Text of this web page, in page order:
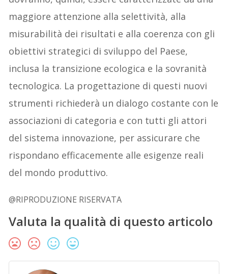
maggiore attenzione alla selettività, alla
misurabilità dei risultati e alla coerenza con gli
obiettivi strategici di sviluppo del Paese,
inclusa la transizione ecologica e la sovranità
tecnologica. La progettazione di questi nuovi
strumenti richiederà un dialogo costante con le
associazioni di categoria e con tutti gli attori
del sistema innovazione, per assicurare che
rispondano efficacemente alle esigenze reali
del mondo produttivo.
@RIPRODUZIONE RISERVATA
Valuta la qualità di questo articolo